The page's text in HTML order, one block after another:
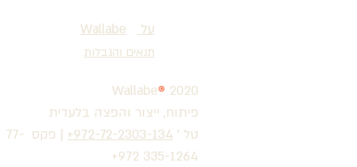
על Wallabe
תנאים והגבלות
2020
®
Wallabe
פיתוח, ייצור והפצה בלעדית
טל ' 972-72-2303-134+
|
פקס 77-
335-1264 972+